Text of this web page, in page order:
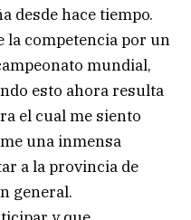
desde hace tiempo.
la competencia por un
mundial,
esto ahora resulta
el cual me siento
una inmensa
a la provincia de
general.